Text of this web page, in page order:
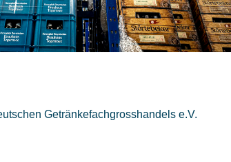
Getränkefachgrosshandels e.V.